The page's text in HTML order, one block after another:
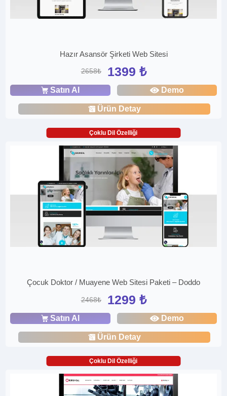
Hazır Asansör Şirketi Web Sitesi
2658₺ 1399 ₺
Satın Al Demo
Ürün Detay
Çoklu Dil Özelliği
Çocuk Doktor / Muayene Web Sitesi Paketi – Doddo
2468₺ 1299 ₺
Satın Al Demo
Ürün Detay
Çoklu Dil Özelliği